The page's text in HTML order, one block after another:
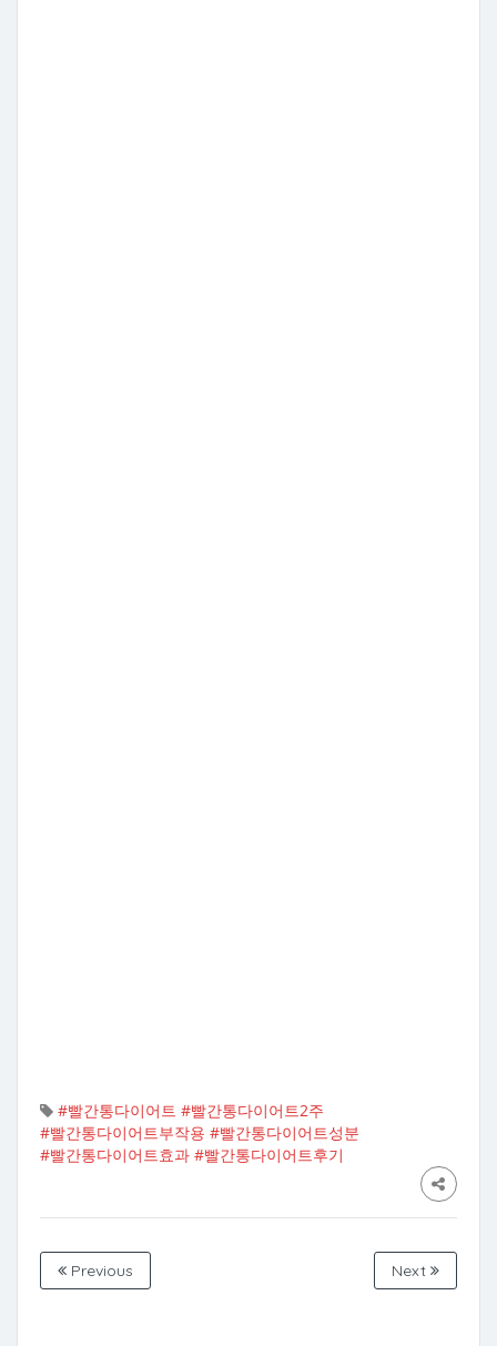
#빨간통다이어트 #빨간통다이어트2주
#빨간통다이어트부작용 #빨간통다이어트성분
#빨간통다이어트효과 #빨간통다이어트후기
Previous Next